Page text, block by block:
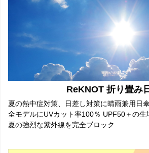
ReKNOT 折り畳み
夏の熱中症対策、日差し対策に晴雨兼用日
全モデルにUVカット率100％ UPF50＋の生
夏の強烈な紫外線を完全ブロック